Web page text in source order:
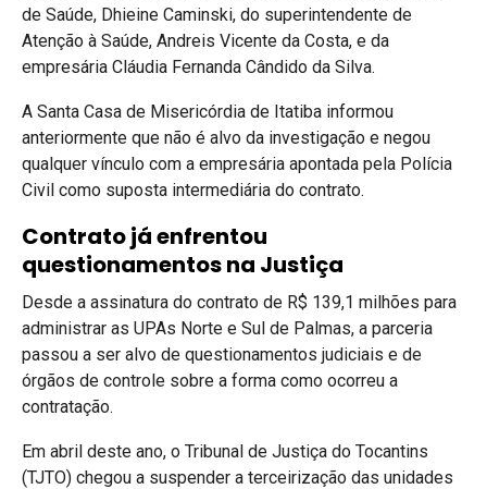
de Saúde, Dhieine Caminski, do superintendente de
Atenção à Saúde, Andreis Vicente da Costa, e da
empresária Cláudia Fernanda Cândido da Silva.
A Santa Casa de Misericórdia de Itatiba informou
anteriormente que não é alvo da investigação e negou
qualquer vínculo com a empresária apontada pela Polícia
Civil como suposta intermediária do contrato.
Contrato já enfrentou
questionamentos na Justiça
Desde a assinatura do contrato de R$ 139,1 milhões para
administrar as UPAs Norte e Sul de Palmas, a parceria
passou a ser alvo de questionamentos judiciais e de
órgãos de controle sobre a forma como ocorreu a
contratação.
Em abril deste ano, o Tribunal de Justiça do Tocantins
(TJTO) chegou a suspender a terceirização das unidades